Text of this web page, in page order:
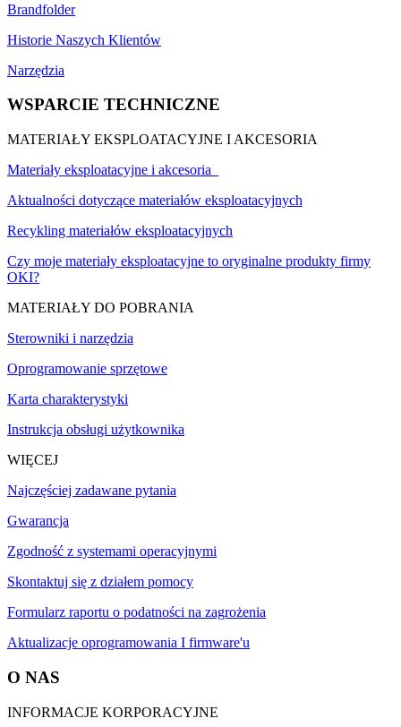
Brandfolder
Historie Naszych Klientów
Narzędzia
WSPARCIE TECHNICZNE
MATERIAŁY EKSPLOATACYJNE I AKCESORIA
Materiały eksploatacyjne i akcesoria
Aktualności dotyczące materiałów eksploatacyjnych
Recykling materiałów eksploatacyjnych
Czy moje materiały eksploatacyjne to oryginalne produkty firmy
OKI?
MATERIAŁY DO POBRANIA
Sterowniki i narzędzia
Oprogramowanie sprzętowe
Karta charakterystyki
Instrukcja obsługi użytkownika
WIĘCEJ
Najczęściej zadawane pytania
Gwarancja
Zgodność z systemami operacyjnymi
Skontaktuj się z działem pomocy
Formularz raportu o podatności na zagrożenia
Aktualizacje oprogramowania I firmware'u
O NAS
INFORMACJE KORPORACYJNE